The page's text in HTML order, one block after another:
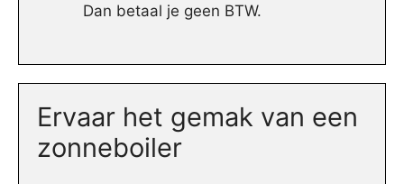
Dan betaal je geen BTW.
Ervaar het gemak van een
zonneboiler